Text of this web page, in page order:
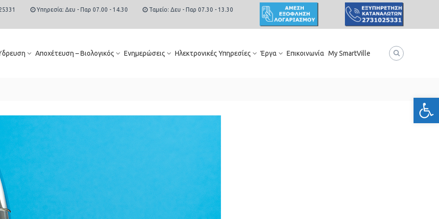
Υπηρεσία: Δευ - Παρ 07.00 - 14.30 Ταμείο: Δευ - Παρ 07.30 - 13.30
Αποχέτευση – Βιολογικός Ενημερώσεις Ηλεκτρονικές Υπηρεσίες Έργα Επικοινωνία My SmartVille